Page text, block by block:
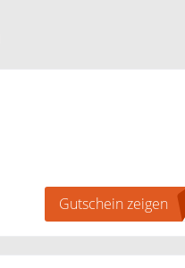
Gutschein zeigen